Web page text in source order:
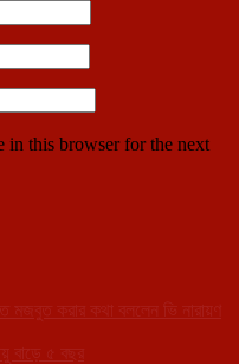
in this browser for the next
মজবুত করার কথা বললেন ভি নারায়ণ
বাড়ে ৫ বছর